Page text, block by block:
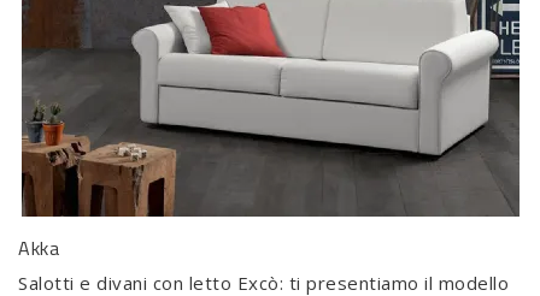
Akka
Salotti e divani con letto Excò: ti presentiamo il modello